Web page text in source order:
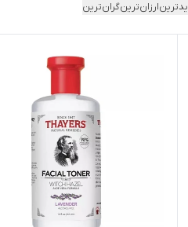
ارزان‌ترینگران‌ترین